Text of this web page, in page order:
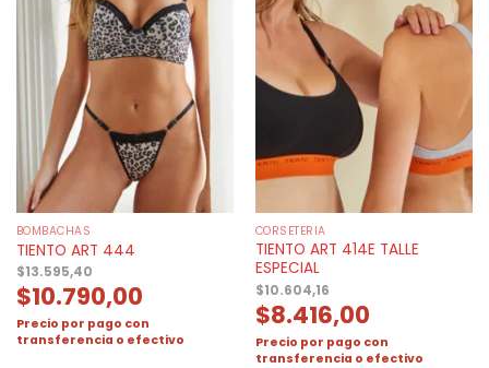
BOMBACHAS
TIENTO ART 444
$13.595,40
$10.790,00
Precio por pago con
transferencia o efectivo
CORSETERIA
TIENTO ART 414E TALLE
ESPECIAL
$10.604,16
$8.416,00
Precio por pago con
transferencia o efectivo